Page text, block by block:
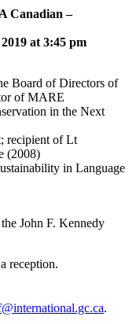
Canadian –
at 3:45 pm
Board of Directors of
of MARE
in the Next
recipient of Lt
(2008)
in Language
John F. Kennedy
reception.
ca.